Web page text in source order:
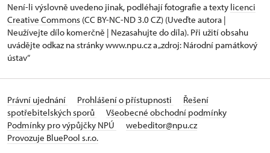
Není-li výslovně uvedeno jinak, podléhají fotografie a texty licenci
Creative Commons (CC BY-NC-ND 3.0 CZ) (Uveďte autora |
Neužívejte dílo komerčně | Nezasahujte do díla). Při užití obsahu
uvádějte odkaz na stránky www.npu.cz a „zdroj: Národní památkový
ústav“
Právní ujednání Prohlášení o přístupnosti
Řešení
spotřebitelských sporů
Všeobecné obchodní podmínky
Podmínky pro výpůjčky NPÚ
webeditor@npu.cz
Provozuje BluePool s.r.o.